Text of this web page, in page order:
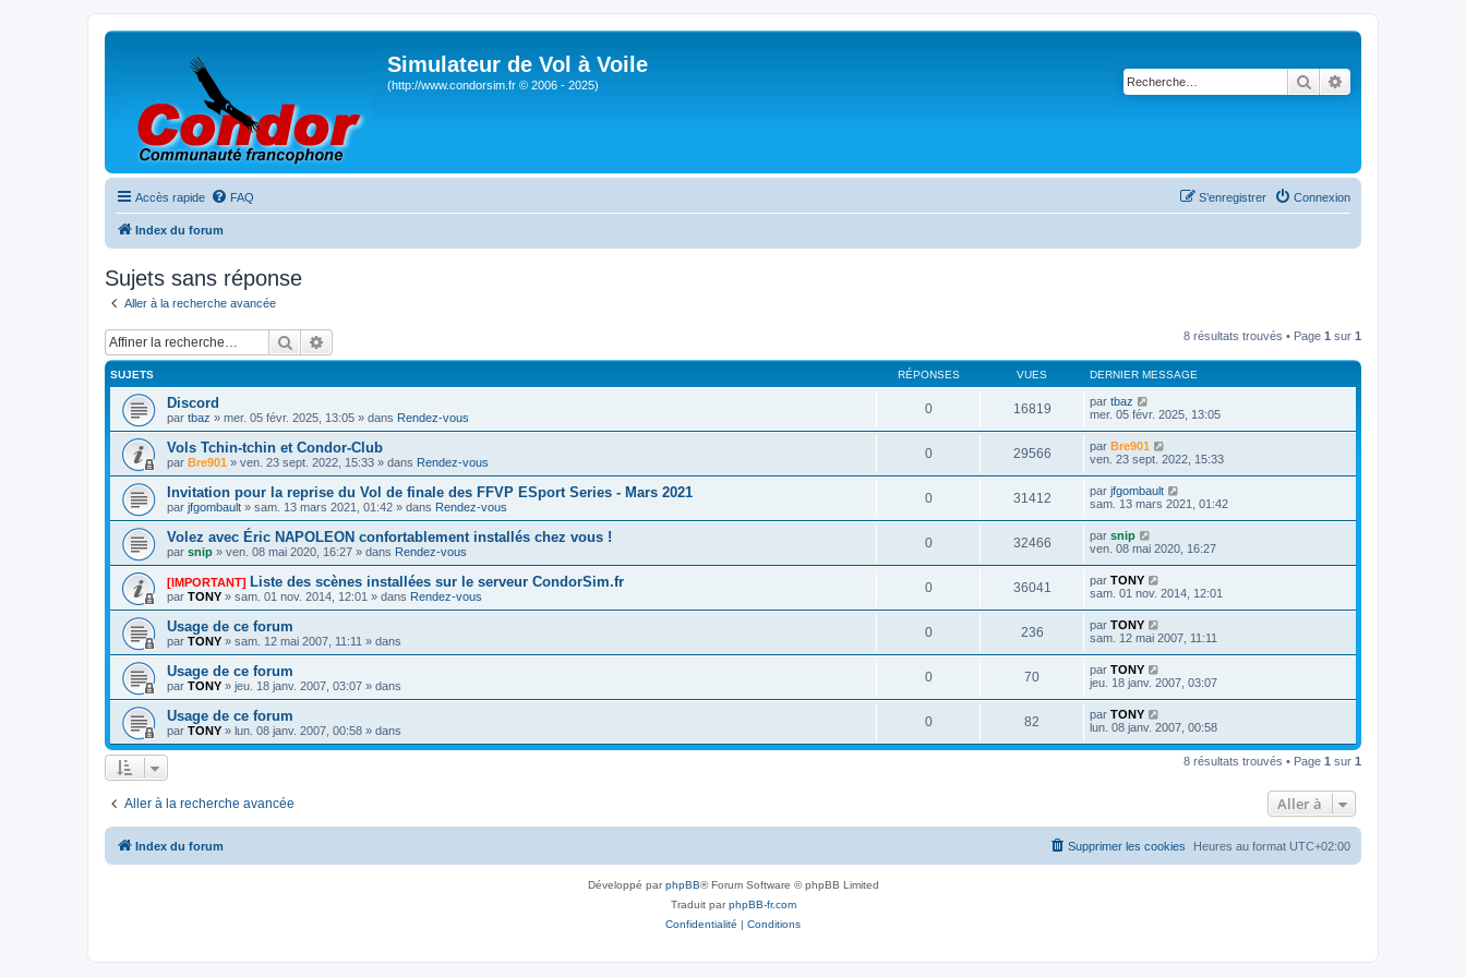
Simulateur de Vol à Voile
(http://www.condorsim.fr © 2006 - 2025) Rechercher
Accès rapide FAQ Connexion
S’enregistrer
Index du forum
Sujets sans réponse
Aller à la recherche avancée
Rechercher 8 résultats trouvés • Page 1 sur 1
SUJETS RÉPONSES VUES DERNIER MESSAGE
Discord
par tbaz » mer. 05 févr. 2025, 13:05 » dans Rendez-vous
0 16819 par tbaz
mer. 05 févr. 2025, 13:05
Vols Tchin-tchin et Condor-Club
par Bre901 » ven. 23 sept. 2022, 15:33 » dans Rendez-vous
0 29566 par Bre901
ven. 23 sept. 2022, 15:33
Invitation pour la reprise du Vol de finale des FFVP ESport Series - Mars 2021
par jfgombault » sam. 13 mars 2021, 01:42 » dans Rendez-vous
0 31412 par jfgombault
sam. 13 mars 2021, 01:42
Volez avec Éric NAPOLEON confortablement installés chez vous !
par snip » ven. 08 mai 2020, 16:27 » dans Rendez-vous
0 32466 par snip
ven. 08 mai 2020, 16:27
[IMPORTANT] Liste des scènes installées sur le serveur CondorSim.fr
par TONY » sam. 01 nov. 2014, 12:01 » dans Rendez-vous
0 36041 par TONY
sam. 01 nov. 2014, 12:01
Usage de ce forum
par TONY » sam. 12 mai 2007, 11:11 » dans
0 236 par TONY
sam. 12 mai 2007, 11:11
Usage de ce forum
par TONY » jeu. 18 janv. 2007, 03:07 » dans
0 70 par TONY
jeu. 18 janv. 2007, 03:07
Usage de ce forum
par TONY » lun. 08 janv. 2007, 00:58 » dans
0 82 par TONY
lun. 08 janv. 2007, 00:58
8 résultats trouvés • Page 1 sur 1
Aller à la recherche avancée Aller à
Index du forum Heures au format UTC+02:00
Supprimer les cookies
Développé parphpBB® Forum Software © phpBB Limited
Traduit parphpBB-fr.com
Confidentialité | Conditions